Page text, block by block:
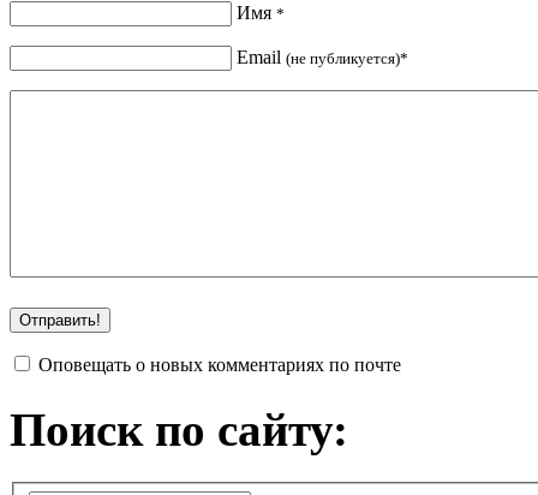
Имя *
Email (не публикуется)*
Оповещать о новых комментариях по почте
Поиск по сайту: